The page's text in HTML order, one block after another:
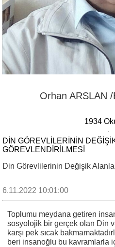
Orhan ARSLAN
1934
DİN GÖREVLİLERİNİN
GÖREVLENDİRİLMESİ
Din Görevlilerinin Değişik
6.11.2022 10:01:00
Toplumu meydana getiren
sosyolojik bir gerçek olan Din
karşı pek sıcak
beri insanoğlu bu kavramlarla